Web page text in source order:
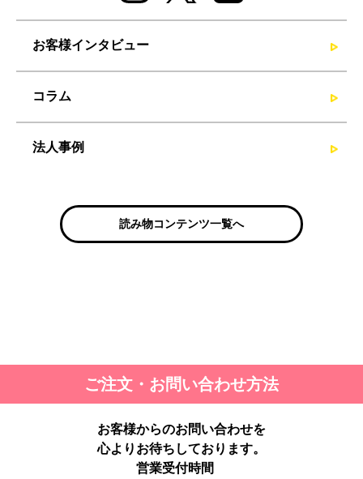
お客様インタビュー
コラム
法人事例
読み物コンテンツ一覧へ
ご注文・お問い合わせ方法
お客様からのお問い合わせを
心よりお待ちしております。
営業受付時間